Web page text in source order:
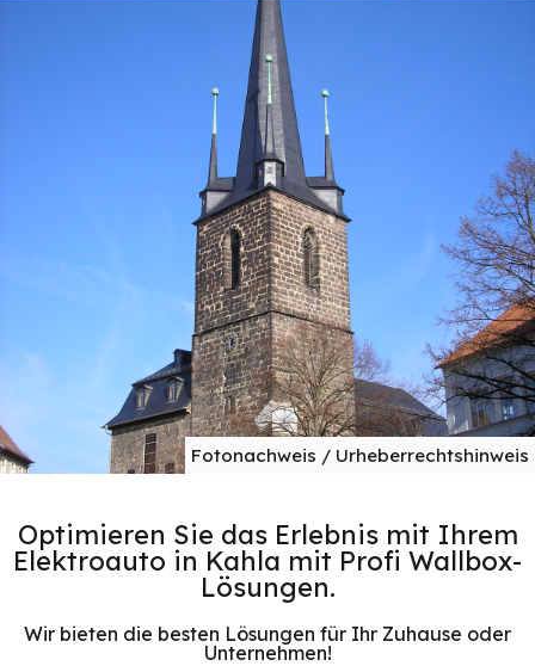
Fotonachweis / Urheberrechtshinweis
Optimieren Sie das Erlebnis mit Ihrem
Elektroauto in Kahla mit Profi Wallbox-
Lösungen.
Wir bieten die besten Lösungen für Ihr Zuhause oder
Unternehmen!